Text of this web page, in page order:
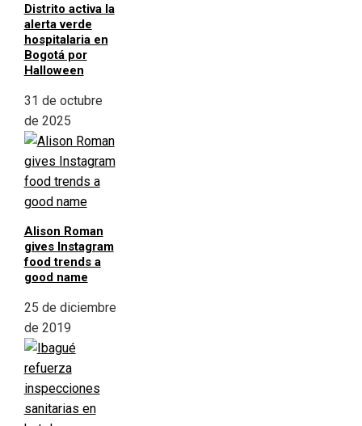
Distrito activa la
alerta verde
hospitalaria en
Bogotá por
Halloween
31 de octubre
de 2025
Alison Roman
gives Instagram
food trends a
good name
25 de diciembre
de 2019